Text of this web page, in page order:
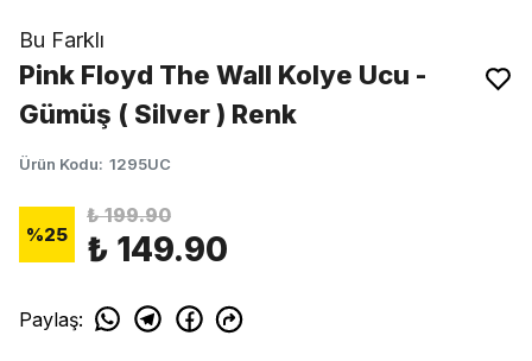
Bu Farklı
Pink Floyd The Wall Kolye Ucu -
Gümüş ( Silver ) Renk
Ürün Kodu: 1295UC
%25
₺ 199.90
₺ 149.90
Paylaş: